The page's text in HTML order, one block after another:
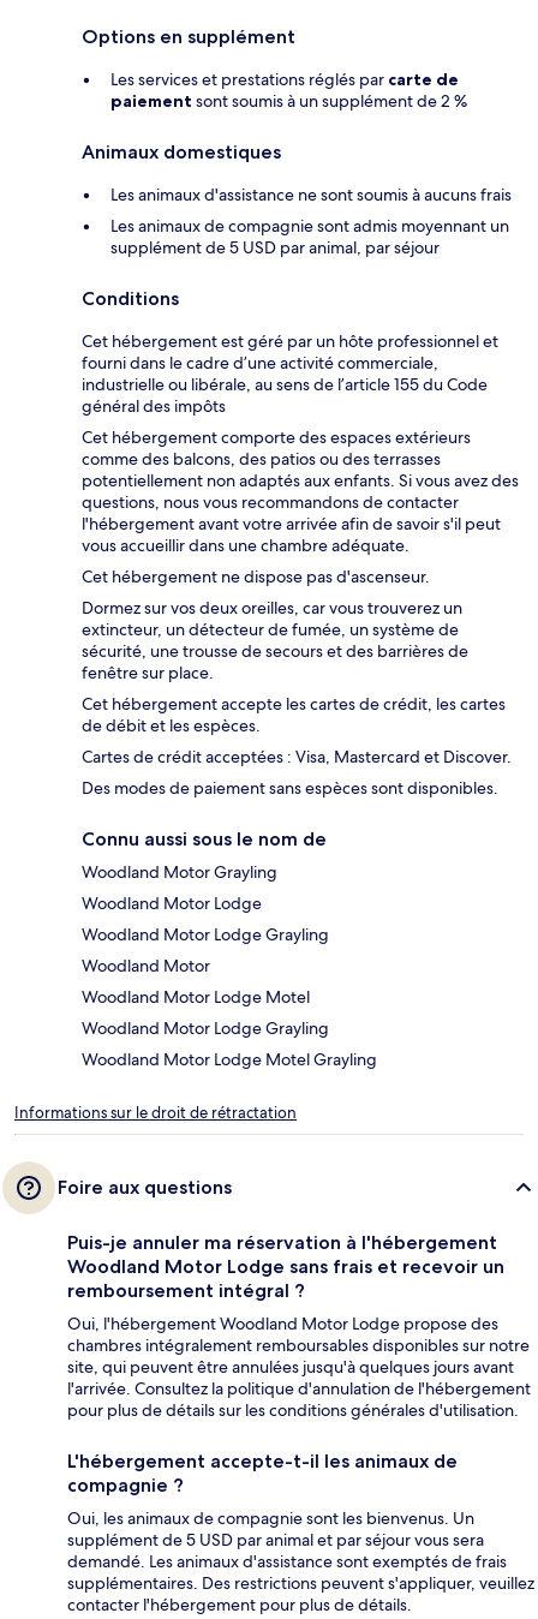
Options en supplément
Les services et prestations réglés par carte de
paiement sont soumis à un supplément de 2 %
Animaux domestiques
Les animaux d'assistance ne sont soumis à aucuns frais
Les animaux de compagnie sont admis moyennant un
supplément de 5 USD par animal, par séjour
Conditions
Cet hébergement est géré par un hôte professionnel et
fourni dans le cadre d’une activité commerciale,
industrielle ou libérale, au sens de l’article 155 du Code
général des impôts
Cet hébergement comporte des espaces extérieurs
comme des balcons, des patios ou des terrasses
potentiellement non adaptés aux enfants. Si vous avez des
questions, nous vous recommandons de contacter
l'hébergement avant votre arrivée afin de savoir s'il peut
vous accueillir dans une chambre adéquate.
Cet hébergement ne dispose pas d'ascenseur.
Dormez sur vos deux oreilles, car vous trouverez un
extincteur, un détecteur de fumée, un système de
sécurité, une trousse de secours et des barrières de
fenêtre sur place.
Cet hébergement accepte les cartes de crédit, les cartes
de débit et les espèces.
Cartes de crédit acceptées : Visa, Mastercard et Discover.
Des modes de paiement sans espèces sont disponibles.
Connu aussi sous le nom de
Woodland Motor Grayling
Woodland Motor Lodge
Woodland Motor Lodge Grayling
Woodland Motor
Woodland Motor Lodge Motel
Woodland Motor Lodge Grayling
Woodland Motor Lodge Motel Grayling
Informations sur le droit de rétractation
Foire aux questions
Puis-je annuler ma réservation à l'hébergement
Woodland Motor Lodge sans frais et recevoir un
remboursement intégral ?
Oui, l'hébergement Woodland Motor Lodge propose des
chambres intégralement remboursables disponibles sur notre
site, qui peuvent être annulées jusqu'à quelques jours avant
l'arrivée. Consultez la politique d'annulation de l'hébergement
pour plus de détails sur les conditions générales d'utilisation.
L'hébergement accepte-t-il les animaux de
compagnie ?
Oui, les animaux de compagnie sont les bienvenus. Un
supplément de 5 USD par animal et par séjour vous sera
demandé. Les animaux d'assistance sont exemptés de frais
supplémentaires. Des restrictions peuvent s'appliquer, veuillez
contacter l'hébergement pour plus de détails.